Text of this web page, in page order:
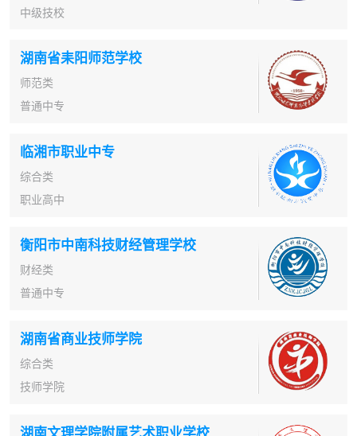
中级技校
湖南省耒阳师范学校
师范类
普通中专
临湘市职业中专
综合类
职业高中
衡阳市中南科技财经管理学校
财经类
普通中专
湖南省商业技师学院
综合类
技师学院
湖南文理学院附属艺术职业学校